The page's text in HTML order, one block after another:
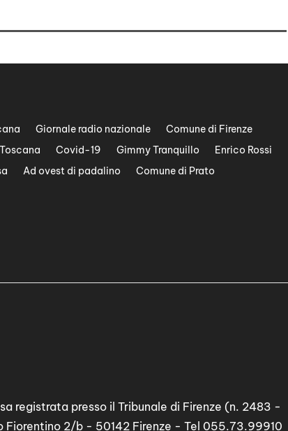
Giornale radio nazionale
Comune di Firenze
Covid-19 Gimmy Tranquillo
Enrico Rossi
Ad ovest di padalino
Comune di Prato
registrata presso il Tribunale di Firenze (n. 2483 -
Fiorentino 2/b - 50142 Firenze - Tel 055.73.99910